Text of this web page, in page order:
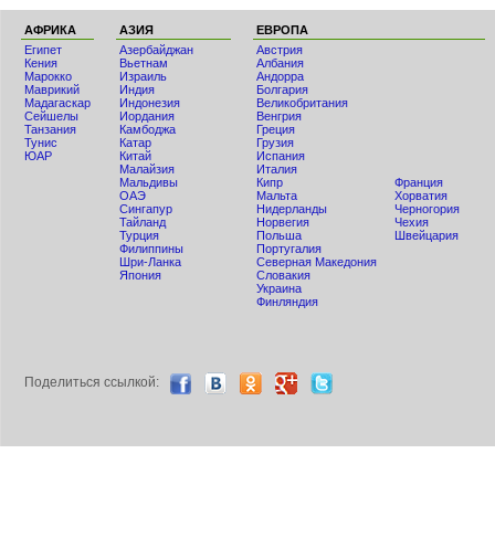
АФРИКА
Египет
Кения
Мaрокко
Маврикий
Мадагаскар
Сейшелы
Танзания
Тунис
ЮАР
АЗИЯ
Азербайджан
Вьетнам
Израиль
Индия
Индонезия
Иордания
Камбоджа
Катар
Китай
Малайзия
Мальдивы
ОАЭ
Сингапур
Тайланд
Турция
Филиппины
Шри-Ланка
Япония
ЕВРОПА
Австрия
Албания
Андорра
Болгария
Великобритания
Венгрия
Греция
Грузия
Испания
Италия
Кипр
Мальта
Нидерланды
Норвегия
Польша
Португалия
Северная Македония
Словакия
Украина
Финляндия
Франция
Хорватия
Черногория
Чехия
Швейцария
Поделиться ccылкой: